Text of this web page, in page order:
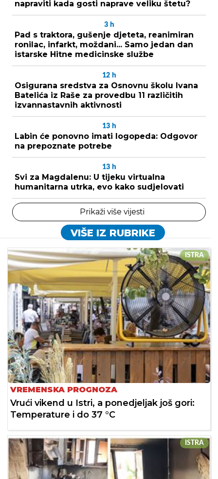
napraviti kada gosti naprave veliku štetu?
3 h
Pad s traktora, gušenje djeteta, reanimiran
ronilac, infarkt, moždani... Samo jedan dan
istarske Hitne medicinske službe
12 h
Osigurana sredstva za Osnovnu školu Ivana
Batelića iz Raše za provedbu 11 različitih
izvannastavnih aktivnosti
13 h
Labin će ponovno imati logopeda: Odgovor
na prepoznate potrebe
13 h
Svi za Magdalenu: U tijeku virtualna
humanitarna utrka, evo kako sudjelovati
Prikaži više vijesti
VIŠE IZ RUBRIKE
ISTRA
VREMENSKA PROGNOZA
Vrući vikend u Istri, a ponedjeljak još gori:
Temperature i do 37 °C
ISTRA